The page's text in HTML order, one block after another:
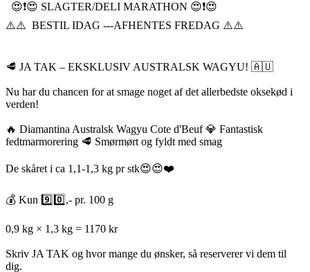
😍❗️😍 SLAGTER/DELI MARATHON 😍❗️😍
⚠️⚠️ BESTIL IDAG ---AFHENTES FREDAG ⚠️⚠️
🥩 JA TAK – EKSKLUSIV AUSTRALSK WAGYU! 🇦🇺
Nu har du chancen for at smage noget af det allerbedste oksekød i
verden!
🔥 Diamantina Australsk Wagyu Cote d'Beuf 💎 Fantastisk
fedtmarmorering 🥩 Smørmørt og fyldt med smag
De skåret i ca 1,1-1,3 kg pr stk😍😍❤️
💰 Kun 9️⃣0️⃣,- pr. 100 g
0,9 kg × 1,3 kg = 1170 kr
Skriv JA TAK og hvor mange du ønsker, så reserverer vi dem til
dig.